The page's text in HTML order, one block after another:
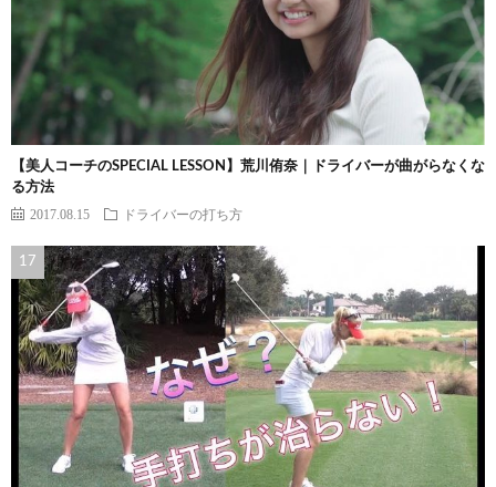
【美人コーチのSPECIAL LESSON】荒川侑奈｜ドライバーが曲がらなくな
る方法
2017.08.15 ドライバーの打ち方